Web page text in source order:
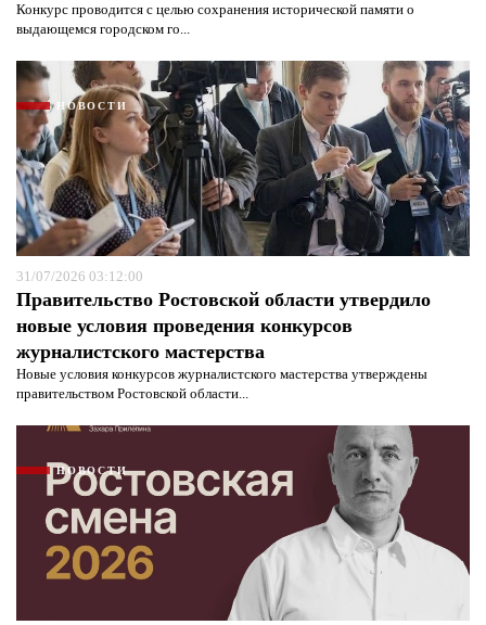
Конкурс проводится с целью сохранения исторической памяти о
выдающемся городском го...
НОВОСТИ
31/07/2026 03:12:00
Правительство Ростовской области утвердило
новые условия проведения конкурсов
журналистского мастерства
Новые условия конкурсов журналистского мастерства утверждены
правительством Ростовской области...
НОВОСТИ